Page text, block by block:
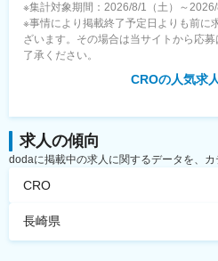
※集計対象期間：2026/8/1（土）～2026/
※事情により掲載終了予定日よりも前に
ざいます。その場合は当サイトから応
了承ください。
CROの人気求
求人の傾向
dodaに掲載中の求人に関するデータを、カ
CRO
長崎県